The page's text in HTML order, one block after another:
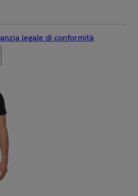
legale di conformità